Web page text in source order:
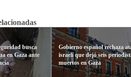
busca
en Gaza ante
Gobierno español rechaza
israelí que dejó seis
muertos en Gaza